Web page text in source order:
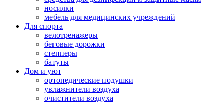
носилки
мебель для медицинских учреждений
Для спорта
велотренажеры
беговые дорожки
степперы
батуты
Дом и уют
ортопедические подушки
увлажнители воздуха
очистители воздуха